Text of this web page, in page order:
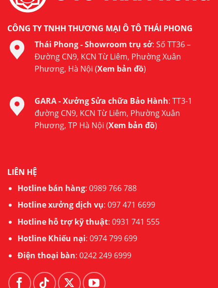
CÔNG TY TNHH THƯƠNG MẠI Ô TÔ THÁI PHONG
Thái Phong - Showroom trụ sở: Số TT36 –
Đường CN9, KCN Từ Liêm, Phường Xuân
Phương, Hà Nội (Xem bản đồ)
GARA - Xưởng Sửa chữa Bảo Hành: TT3-1
đường CN9, KCN Từ Liêm, Phường Xuân
Phương, TP Hà Nội (Xem bản đồ)
LIÊN HỆ
Hotline bán hàng: 0989 766 788
Hotline xưởng dịch vụ: 097 471 6699
Hotline hỗ trợ kỹ thuật: 0931 741 555
Hotline Khiếu nại: 0974 799 699
Điện thoại bàn: 0242 249 6999